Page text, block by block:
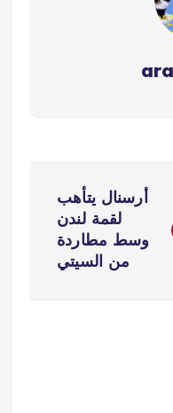
أرسنال يتأهب
لقمة لندن
وسط مطاردة
من السيتي